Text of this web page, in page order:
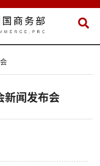
新闻发布会